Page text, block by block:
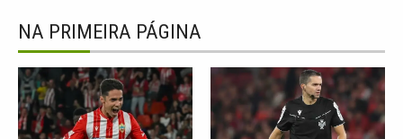
NA PRIMEIRA PÁGINA